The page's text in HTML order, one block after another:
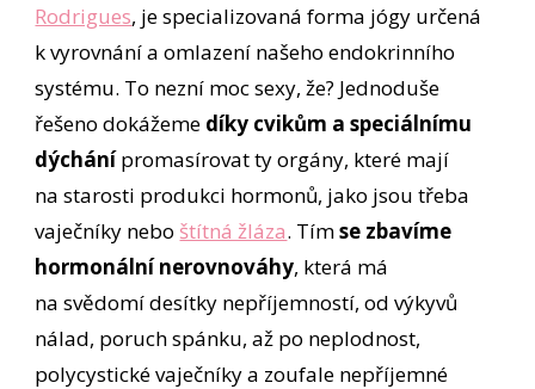
Rodrigues, je specializovaná forma jógy určená
k vyrovnání a omlazení našeho endokrinního
systému. To nezní moc sexy, že? Jednoduše
řešeno dokážeme díky cvikům a speciálnímu
dýchánípromasírovat ty orgány, které mají
na starosti produkci hormonů, jako jsou třeba
vaječníky nebo štítná žláza. Tímse zbavíme
hormonální nerovnováhy, která má
na svědomí desítky nepříjemností, od výkyvů
nálad, poruch spánku, až po neplodnost,
polycystické vaječníky a zoufale nepříjemné